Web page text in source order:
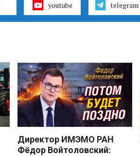
youtube telegram
Директор ИМЭМО РАН
Фёдор Войтоловский: